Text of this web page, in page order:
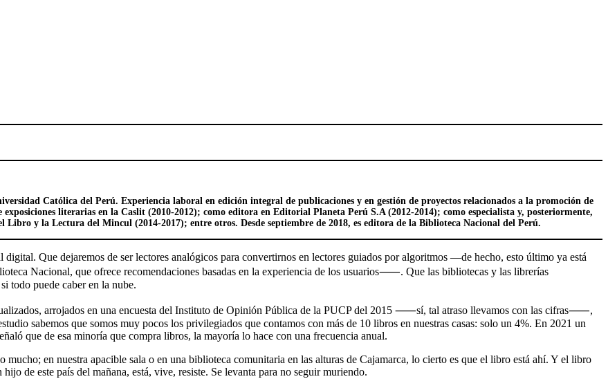
Católica del Perú. Experiencia laboral en edición integral de publicaciones y en gestión de proyectos relacionados a la promoción de
literarias en la Caslit (2010-2012); como editora en Editorial Planeta Perú S.A (2012-2014); como especialista y, posteriormente,
y la Lectura del Mincul (2014-2017); entre otros. Desde septiembre de 2018, es editora de la Biblioteca Nacional del Perú.
digital. Que dejaremos de ser lectores analógicos para convertirnos en lectores guiados por algoritmos —de hecho, esto último ya está
Nacional, que ofrece recomendaciones basadas en la experiencia de los usuarios⸺. Que las bibliotecas y las librerías
todo puede caber en la nube.
arrojados en una encuesta del Instituto de Opinión Pública de la PUCP del 2015 ⸺sí, tal atraso llevamos con las cifras⸺,
sabemos que somos muy pocos los privilegiados que contamos con más de 10 libros en nuestras casas: solo un 4%. En 2021 un
que de esa minoría que compra libros, la mayoría lo hace con una frecuencia anual.
mucho; en nuestra apacible sala o en una biblioteca comunitaria en las alturas de Cajamarca, lo cierto es que el libro está ahí. Y el libro
de este país del mañana, está, vive, resiste. Se levanta para no seguir muriendo.